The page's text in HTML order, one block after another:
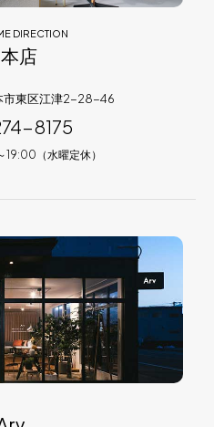
DIRECTION
店
東区江津2-28-46
8175
（水曜定休）